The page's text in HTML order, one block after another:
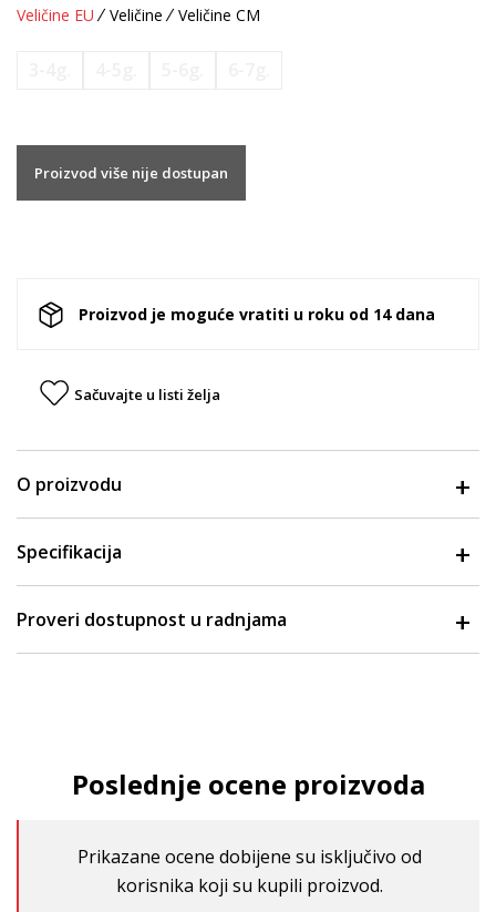
Veličine EU Veličine Veličine CM
Proizvod više nije dostupan
Proizvod je moguće vratiti u roku od 14 dana
Sačuvajte u listi želja
O proizvodu
Specifikacija
Proveri dostupnost u radnjama
Poslednje ocene proizvoda
Prikazane ocene dobijene su isključivo od
korisnika koji su kupili proizvod.